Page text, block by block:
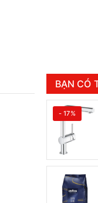
BẠN CÓ
- 17%